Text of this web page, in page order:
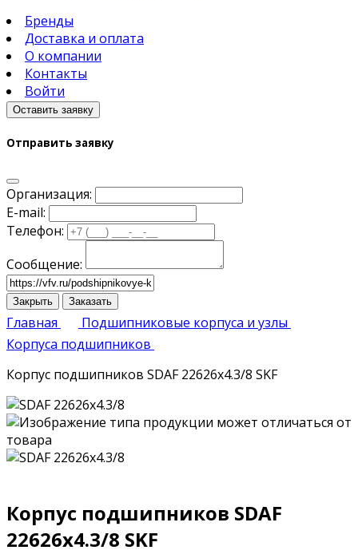
Бренды
Доставка и оплата
О компании
Контакты
Войти
Оставить заявку
Отправить заявку
Организация:
E-mail:
Телефон:
Сообщение:
Закрыть Заказать
Главная
Подшипниковые корпуса и узлы
Корпуса подшипников
Корпус подшипников SDAF 22626x4.3/8 SKF
Корпус подшипников SDAF
22626x4.3/8 SKF